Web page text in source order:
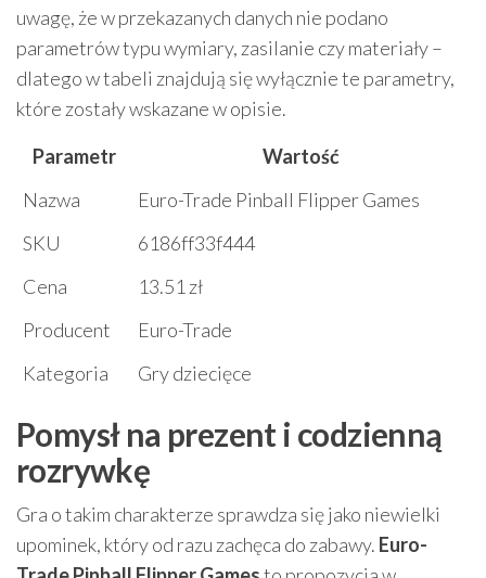
uwagę, że w przekazanych danych nie podano
parametrów typu wymiary, zasilanie czy materiały –
dlatego w tabeli znajdują się wyłącznie te parametry,
które zostały wskazane w opisie.
Parametr
Wartość
Nazwa
Euro-Trade Pinball Flipper Games
SKU
6186ff33f444
Cena
13.51 zł
Producent
Euro-Trade
Kategoria
Gry dziecięce
Pomysł na prezent i codzienną
rozrywkę
Gra o takim charakterze sprawdza się jako niewielki
upominek, który od razu zachęca do zabawy. Euro-